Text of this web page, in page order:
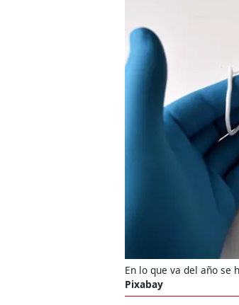
En lo que va del año se
Pixabay